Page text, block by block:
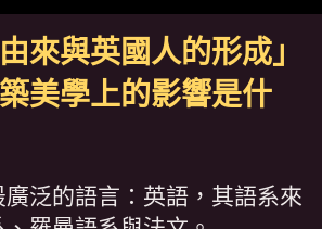
來與英國人的形成」
美學上的影響是什
廣泛的語言：英語，其語系來